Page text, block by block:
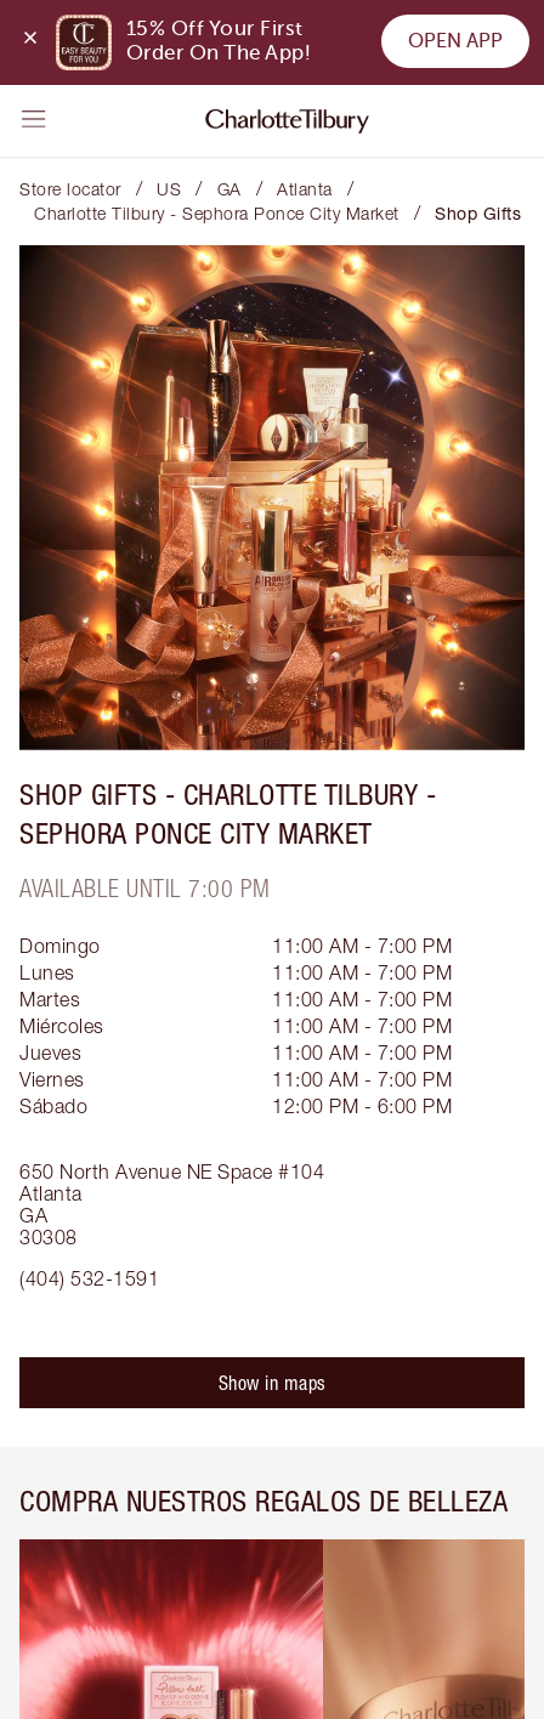
15% Off Your First
Order On The App!
OPEN APP
Store locator / US / GA / Atlanta /
Charlotte Tilbury - Sephora Ponce City Market / Shop Gifts
SHOP GIFTS - CHARLOTTE TILBURY -
SEPHORA PONCE CITY MARKET
AVAILABLE UNTIL 7:00 PM
650 North Avenue NE Space #104
Atlanta
GA
30308
(404) 532-1591
Domingo
11:00 AM - 7:00 PM
Lunes
11:00 AM - 7:00 PM
Martes
11:00 AM - 7:00 PM
Miércoles
11:00 AM - 7:00 PM
Jueves
11:00 AM - 7:00 PM
Viernes
11:00 AM - 7:00 PM
Sábado
12:00 PM - 6:00 PM
Show in maps
COMPRA NUESTROS REGALOS DE BELLEZA